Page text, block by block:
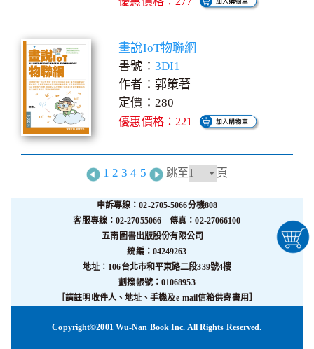
畫說IoT物聯網
書號： 3DI1
作者：郭策著
定價：280
優惠價格：221
1 2 3 4 5 跳至 頁
申訴專線：02-2705-5066分機808
客服專線：02-27055066 傳真：02-27066100
五南圖書出版股份有限公司
統編：04249263
地址：106台北市和平東路二段339號4樓
劃撥帳號：01068953
［請註明收件人、地址、手機及e-mail信箱供寄書用］
Copyright©2001 Wu-Nan Book Inc. All Rights Reserved.